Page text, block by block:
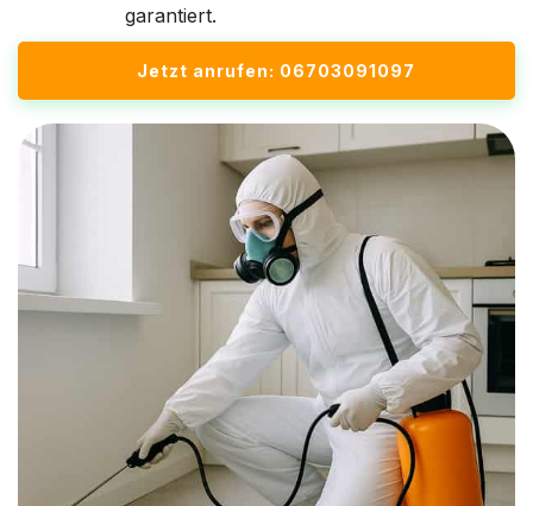
garantiert.
Jetzt anrufen: 06703091097